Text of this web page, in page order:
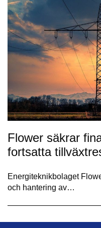
Flower säkrar
fortsatta
Energiteknikbolaget
och hantering av…